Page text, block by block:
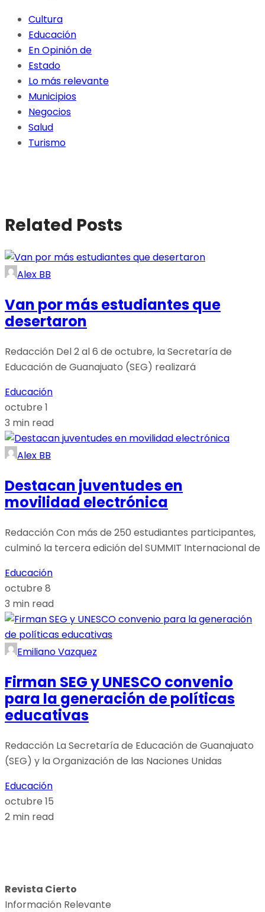
Cultura
Educación
En Opinión de
Estado
Lo más relevante
Municipios
Negocios
Salud
Turismo
Related Posts
Alex BB
Van por más estudiantes que
desertaron
Redacción Del 2 al 6 de octubre, la Secretaría de
Educación de Guanajuato (SEG) realizará
Educación
octubre 1
3 min read
Alex BB
Destacan juventudes en
movilidad electrónica
Redacción Con más de 250 estudiantes participantes,
culminó la tercera edición del SUMMIT Internacional de
Educación
octubre 8
3 min read
Emiliano Vazquez
Firman SEG y UNESCO convenio
para la generación de políticas
educativas
Redacción La Secretaría de Educación de Guanajuato
(SEG) y la Organización de las Naciones Unidas
Educación
octubre 15
2 min read
Revista Cierto
Información Relevante